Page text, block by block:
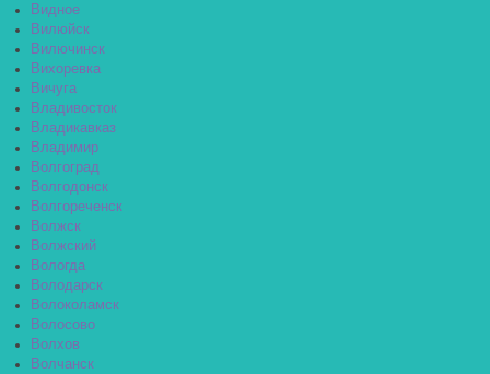
Видное
Вилюйск
Вилючинск
Вихоревка
Вичуга
Владивосток
Владикавказ
Владимир
Волгоград
Волгодонск
Волгореченск
Волжск
Волжский
Вологда
Володарск
Волоколамск
Волосово
Волхов
Волчанск